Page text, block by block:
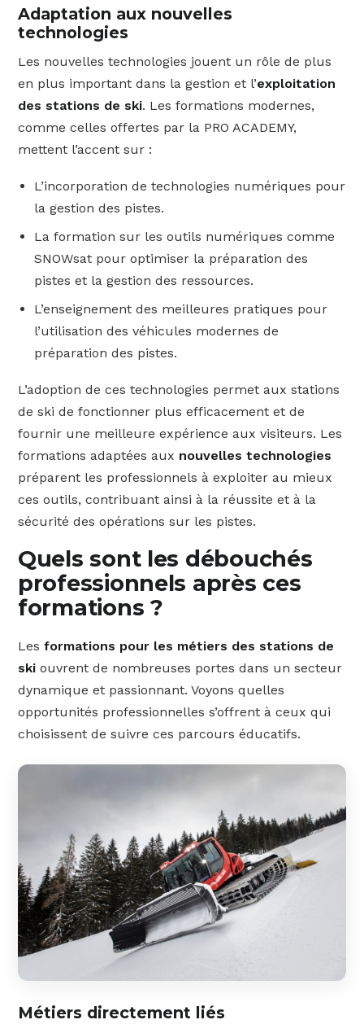
Adaptation aux nouvelles
technologies
Les nouvelles technologies jouent un rôle de plus
en plus important dans la gestion et l’exploitation
des stations de ski. Les formations modernes,
comme celles offertes par la PRO ACADEMY,
mettent l’accent sur :
L’incorporation de technologies numériques pour
la gestion des pistes.
La formation sur les outils numériques comme
SNOWsat pour optimiser la préparation des
pistes et la gestion des ressources.
L’enseignement des meilleures pratiques pour
l’utilisation des véhicules modernes de
préparation des pistes.
L’adoption de ces technologies permet aux stations
de ski de fonctionner plus efficacement et de
fournir une meilleure expérience aux visiteurs. Les
formations adaptées aux nouvelles technologies
préparent les professionnels à exploiter au mieux
ces outils, contribuant ainsi à la réussite et à la
sécurité des opérations sur les pistes.
Quels sont les débouchés
professionnels après ces
formations ?
Les formations pour les métiers des stations de
ski ouvrent de nombreuses portes dans un secteur
dynamique et passionnant. Voyons quelles
opportunités professionnelles s’offrent à ceux qui
choisissent de suivre ces parcours éducatifs.
Métiers directement liés